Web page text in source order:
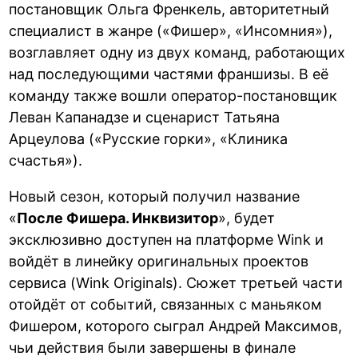
постановщик Ольга Френкель, авторитетный
специалист в жанре («Фишер», «Инсомния»),
возглавляет одну из двух команд, работающих
над последующими частями франшизы. В её
команду также вошли оператор-постановщик
Леван Капанадзе и сценарист Татьяна
Арцеулова («Русские горки», «Клиника
счастья»).
Новый сезон, который получил название
«После Фишера. Инквизитор», будет
эксклюзивно доступен на платформе Wink и
войдёт в линейку оригинальных проектов
сервиса (Wink Originals). Сюжет третьей части
отойдёт от событий, связанных с маньяком
Фишером, которого сыграл Андрей Максимов,
чьи действия были завершены в финале